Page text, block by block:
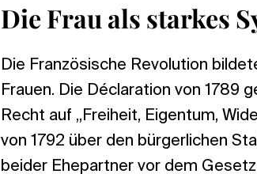
Die Frau als starkes
Die Französische Revolution
Frauen. Die Déclaration von 1789
Recht auf „Freiheit, Eigentum,
von 1792 über den bürgerlichen
beider Ehepartner vor dem Gesetz